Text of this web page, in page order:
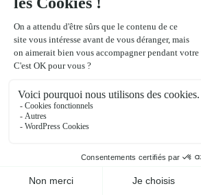
سين-سان-دوني (93).
من مرحلة الروضة إلى CM2
في إطار
والرعاية والتعدد اللغوي.
ببساطة استمارة التسجيل
العائلات بالتسجيل في أقرب
عبر الإنترنت